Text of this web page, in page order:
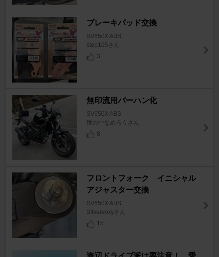
ブレーキパッド交換
SV650X ABS
step105さん
3
無印流用バーハン化
SV650X ABS
世の中なめろうさん
8
フロントフォーク イニシャル
アジャスター交換
SV650X ABS
Silvervoxyさん
15